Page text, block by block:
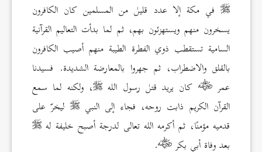
في مكة إلا عدد قليل من المسلمين كان الكافرون
يسخرون منهم ويستهزئون بهم، ثم لما بدأت التعاليم القرآنية
السامية تستقطب ذوي الفطرة الطيبة منهم أصيب الكافرون
بالقلق والاضطراب، ثم جهروا بالمعارضة الشديدة. فسيدنا
عمر
كان يريد قتل رسول الله ، ولكنه لما سمع
القرآن الكريم ذابت روحه، فجاء إلى النبي
ليخرّ على
قدميه مؤمنًا، ثم أكرمه الله تعالى لدرجة أصبح خليفة له
بعد وفاة أبي بكر
.